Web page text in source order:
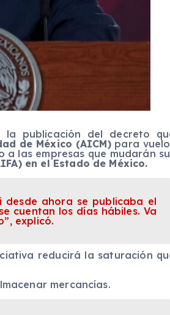
la publicación del decreto
de México (AICM)para
las empresas que mudarán
en el Estado de México.
desde ahora se publicaba el
cuentan los días hábiles. Va
explicó.
reducirá la saturación
mercancías.